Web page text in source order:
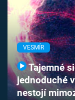
Pořady
TV Program
Časopis
Sledujte
VESMÍR
Tajemné
jednoduché
nestojí